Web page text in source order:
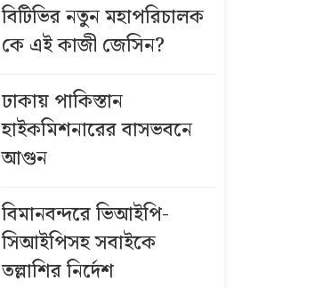
বিটিভির নতুন মহাপরিচালক
কে এই কাজী জেসিন?
ঢাকায় পাকিস্তান
হাইকমিশনারের বাসভবনে
আগুন
বিমানবন্দরে ভিআইপি-
সিআইপিসহ সবাইকে
তল্লাশির নির্দেশ